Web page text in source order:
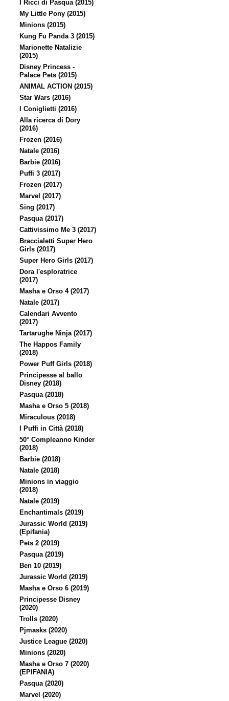
I Ricci di Pasqua (2015)
My Little Pony (2015)
Minions (2015)
Kung Fu Panda 3 (2015)
Marionette Natalizie
(2015)
Disney Princess -
Palace Pets (2015)
ANIMAL ACTION (2015)
Star Wars (2016)
I Coniglietti (2016)
Alla ricerca di Dory
(2016)
Frozen (2016)
Natale (2016)
Barbie (2016)
Puffi 3 (2017)
Frozen (2017)
Marvel (2017)
Sing (2017)
Pasqua (2017)
Cattivissimo Me 3 (2017)
Braccialetti Super Hero
Girls (2017)
Super Hero Girls (2017)
Dora l'esploratrice
(2017)
Masha e Orso 4 (2017)
Natale (2017)
Calendari Avvento
(2017)
Tartarughe Ninja (2017)
The Happos Family
(2018)
Power Puff Girls (2018)
Principesse al ballo
Disney (2018)
Pasqua (2018)
Masha e Orso 5 (2018)
Miraculous (2018)
I Puffi in Città (2018)
50° Compleanno Kinder
(2018)
Barbie (2018)
Natale (2018)
Minions in viaggio
(2018)
Natale (2019)
Enchantimals (2019)
Jurassic World (2019)
(Epifania)
Pets 2 (2019)
Pasqua (2019)
Ben 10 (2019)
Jurassic World (2019)
Masha e Orso 6 (2019)
Principesse Disney
(2020)
Trolls (2020)
Pjmasks (2020)
Justice League (2020)
Minions (2020)
Masha e Orso 7 (2020)
(EPIFANIA)
Pasqua (2020)
Marvel (2020)